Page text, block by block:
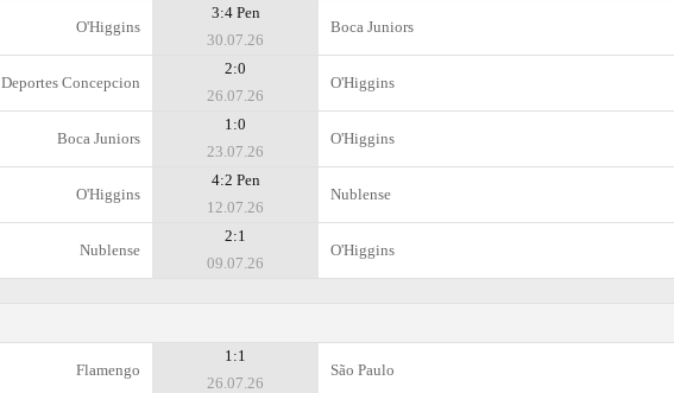
O'Higgins
3:4 Pen
30.07.26
Boca Juniors
Deportes Concepcion
2:0
26.07.26
O'Higgins
Boca Juniors
1:0
23.07.26
O'Higgins
O'Higgins
4:2 Pen
12.07.26
Nublense
Nublense
2:1
09.07.26
O'Higgins
Flamengo
1:1
26.07.26
São Paulo